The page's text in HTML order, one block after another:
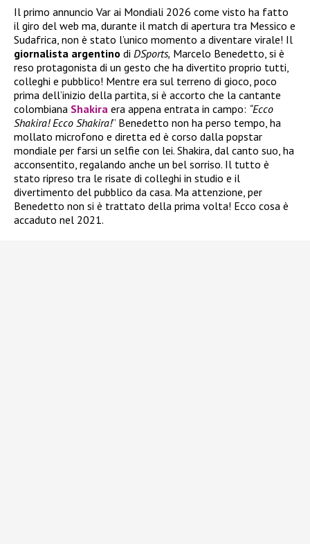
Il primo annuncio Var ai Mondiali 2026 come visto ha fatto
il giro del web ma, durante il match di apertura tra Messico e
Sudafrica, non è stato l’unico momento a diventare virale! Il
giornalista argentino di DSports, Marcelo Benedetto, si è
reso protagonista di un gesto che ha divertito proprio tutti,
colleghi e pubblico! Mentre era sul terreno di gioco, poco
prima dell’inizio della partita, si è accorto che la cantante
colombiana Shakira era appena entrata in campo: “Ecco
Shakira! Ecco Shakira!” Benedetto non ha perso tempo, ha
mollato microfono e diretta ed è corso dalla popstar
mondiale per farsi un selfie con lei. Shakira, dal canto suo, ha
acconsentito, regalando anche un bel sorriso. Il tutto è
stato ripreso tra le risate di colleghi in studio e il
divertimento del pubblico da casa. Ma attenzione, per
Benedetto non si è trattato della prima volta! Ecco cosa è
accaduto nel 2021.